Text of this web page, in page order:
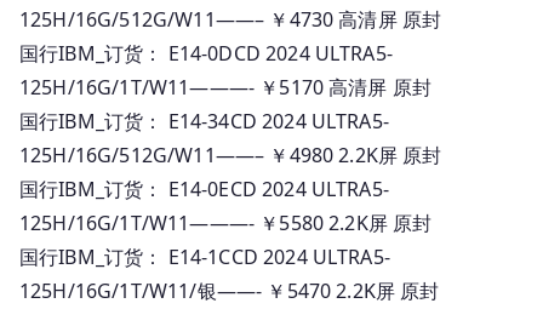
125H/16G/512G/W11——– ￥4730 高清屏 原封
国行IBM_订货： E14-0DCD 2024 ULTRA5-
125H/16G/1T/W11———- ￥5170 高清屏 原封
国行IBM_订货： E14-34CD 2024 ULTRA5-
125H/16G/512G/W11——– ￥4980 2.2K屏 原封
国行IBM_订货： E14-0ECD 2024 ULTRA5-
125H/16G/1T/W11———- ￥5580 2.2K屏 原封
国行IBM_订货： E14-1CCD 2024 ULTRA5-
125H/16G/1T/W11/银——- ￥5470 2.2K屏 原封